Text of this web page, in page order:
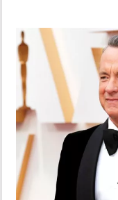
DEPORTES
MUNDO
INSÓLITAS
MULTIMEDIA